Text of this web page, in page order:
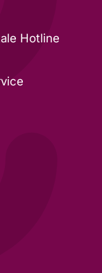
Hotline